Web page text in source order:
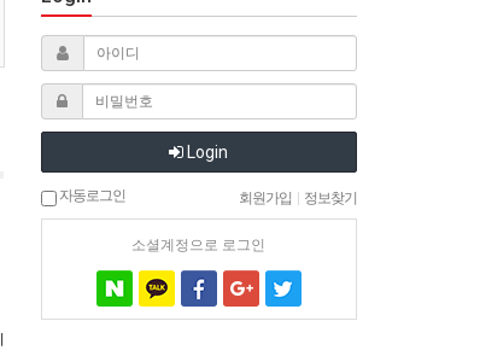
Login
자동로그인 회원가입 정보찾기
소셜계정으로 로그인